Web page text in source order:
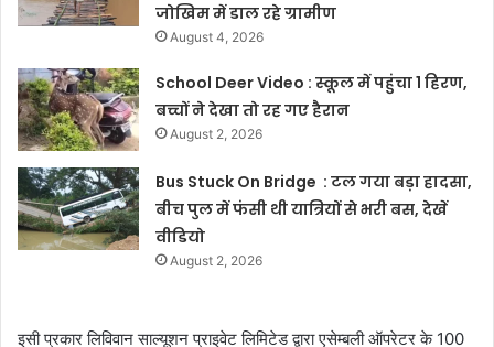
जोखिम में डाल रहे ग्रामीण
August 4, 2026
School Deer Video : स्कूल में पहुंचा 1 हिरण,
बच्चों ने देखा तो रह गए हैरान
August 2, 2026
Bus Stuck On Bridge : टल गया बड़ा हादसा,
बीच पुल में फंसी थी यात्रियों से भरी बस, देखें
वीडियो
August 2, 2026
इसी प्रकार लिविवान साल्यूशन प्राइवेट लिमिटेड द्वारा एसेम्बली ऑपरेटर के 100